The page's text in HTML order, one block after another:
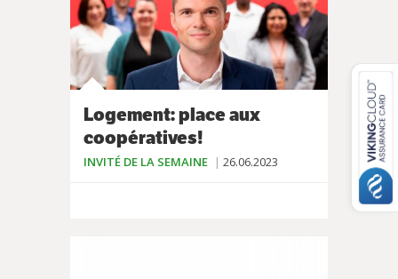
Logement: place aux
coopératives!
INVITÉ DE LA SEMAINE 26.06.2023